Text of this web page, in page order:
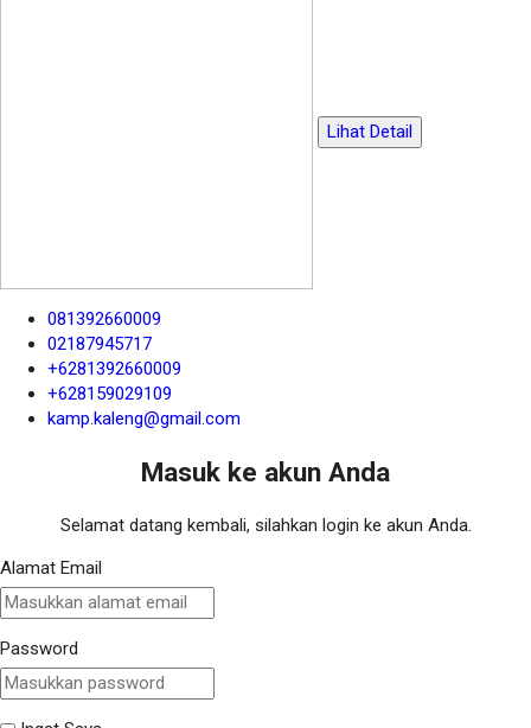
Lihat Detail
081392660009
02187945717
+6281392660009
+628159029109
kamp.kaleng@gmail.com
Masuk ke akun Anda
Selamat datang kembali, silahkan login ke akun Anda.
Alamat Email
Password